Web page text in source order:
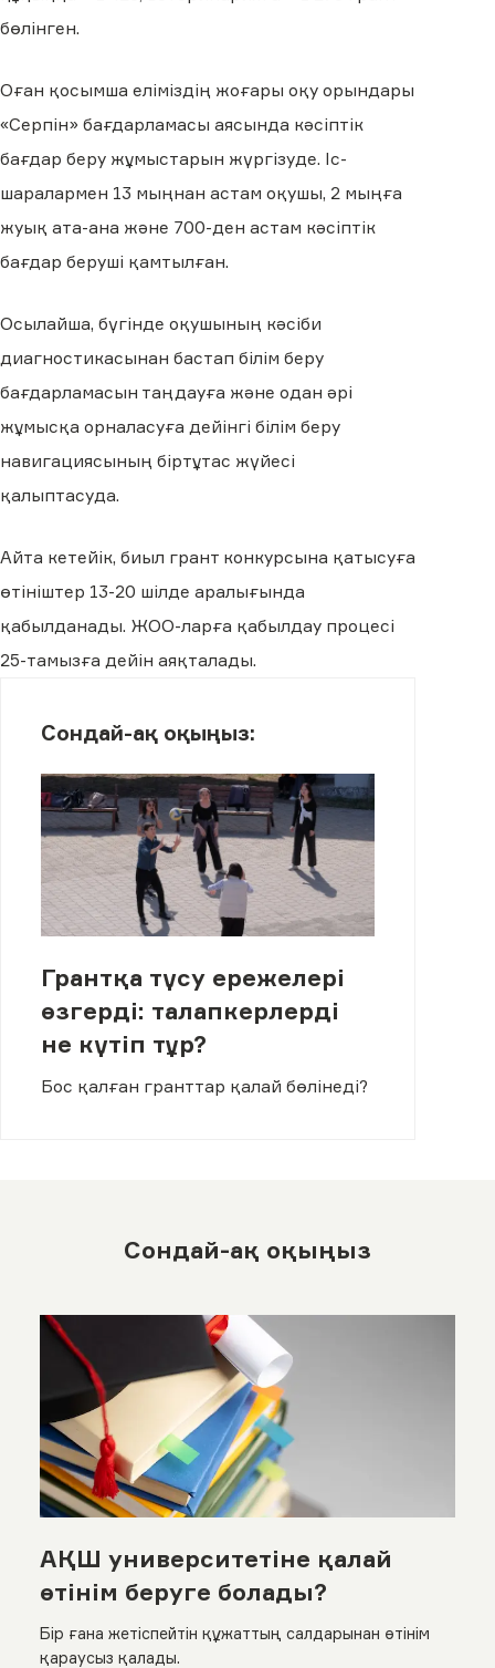
бөлінген.
Оған қосымша еліміздің жоғары оқу орындары
«Серпін» бағдарламасы аясында кәсіптік
бағдар беру жұмыстарын жүргізуде. Іс-
шаралармен 13 мыңнан астам оқушы, 2 мыңға
жуық ата-ана және 700-ден астам кәсіптік
бағдар беруші қамтылған.
Осылайша, бүгінде оқушының кәсіби
диагностикасынан бастап білім беру
бағдарламасын таңдауға және одан әрі
жұмысқа орналасуға дейінгі білім беру
навигациясының біртұтас жүйесі
қалыптасуда.
Айта кетейік, биыл грант конкурсына қатысуға
өтініштер 13-20 шілде аралығында
қабылданады. ЖОО-ларға қабылдау процесі
25-тамызға дейін аяқталады.
Сондай-ақ оқыңыз:
Грантқа түсу ережелері
өзгерді: талапкерлерді
не күтіп тұр?
Бос қалған гранттар қалай бөлінеді?
Сондай-ақ оқыңыз
АҚШ университетіне қалай
өтінім беруге болады?
Бір ғана жетіспейтін құжаттың салдарынан өтінім
қараусыз қалады.